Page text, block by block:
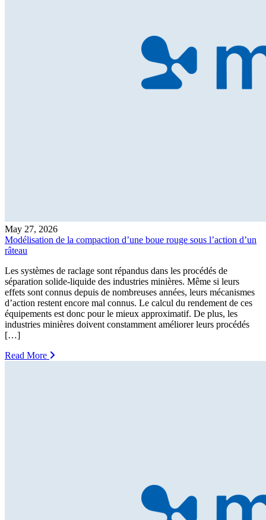
May 27, 2026
Modélisation de la compaction d’une boue rouge sous l’action d’un
râteau
Les systèmes de raclage sont répandus dans les procédés de
séparation solide-liquide des industries minières. Même si leurs
effets sont connus depuis de nombreuses années, leurs mécanismes
d’action restent encore mal connus. Le calcul du rendement de ces
équipements est donc pour le mieux approximatif. De plus, les
industries minières doivent constamment améliorer leurs procédés
[…]
Read More